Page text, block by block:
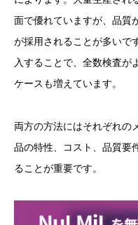
面で優れていますが、品質
が採用されることが多いで
入することで、全数検査が
ケースも増えています。
両方の方法にはそれぞれの
品の特性、コスト、品質要
ることが重要です。